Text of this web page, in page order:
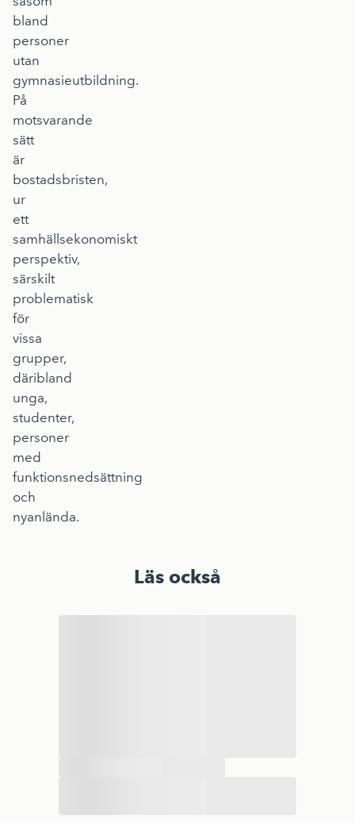
bland
personer
utan
gymnasieutbildning.
På
motsvarande
sätt
är
bostadsbristen,
ur
ett
samhällsekonomiskt
perspektiv,
särskilt
problematisk
för
vissa
grupper,
däribland
unga,
studenter,
personer
med
funktionsnedsättning
och
nyanlända.
Läs också